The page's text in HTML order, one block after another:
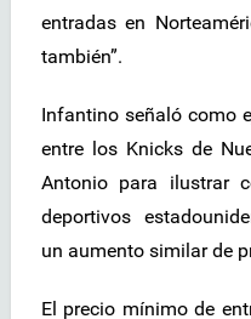
entradas en
también”.
Infantino señaló como
entre los Knicks de
Antonio para ilustrar
deportivos
un aumento similar de
El precio mínimo de